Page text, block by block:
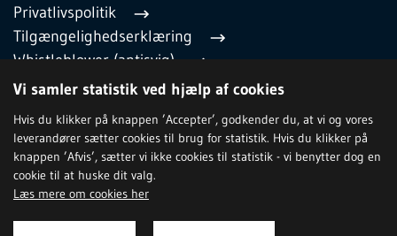
Vi samler statistik ved hjælp af cookies
Hvis du klikker på knappen ’Accepter’, godkender du, at vi og vores
leverandører sætter cookies til brug for statistik. Hvis du klikker på
knappen ’Afvis’, sætter vi ikke cookies til statistik - vi benytter dog en
cookie til at huske dit valg.
Læs mere om cookies her
Privatlivspolitik
Tilgængelighedserklæring
Whistleblower (antisvig)
English
TILMELD NYHEDSBREV